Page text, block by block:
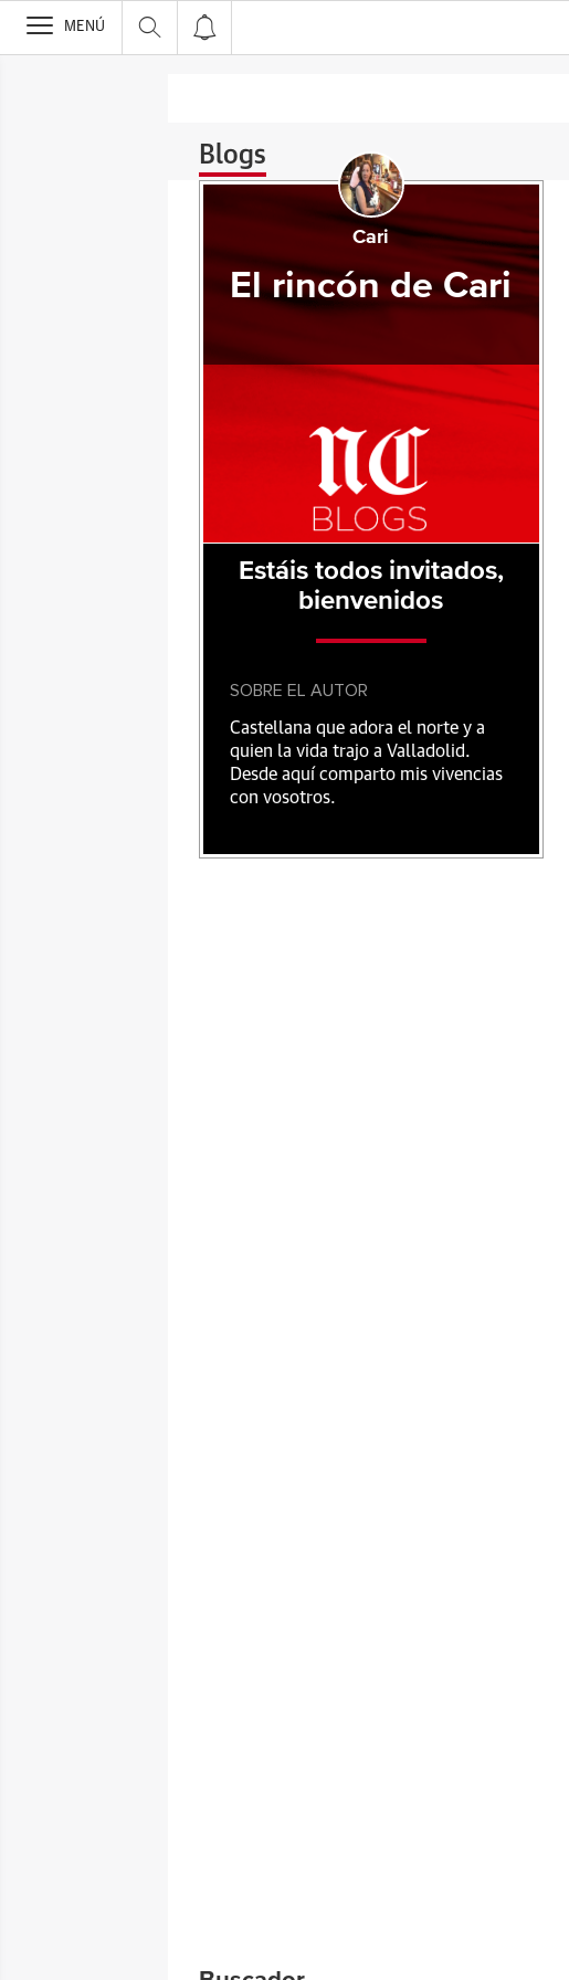
>
MENÚ
Blogs
Cari
El rincón de Cari
Estáis todos invitados,
bienvenidos
SOBRE EL AUTOR
Castellana que adora el norte y a
quien la vida trajo a Valladolid.
Desde aquí comparto mis vivencias
con vosotros.